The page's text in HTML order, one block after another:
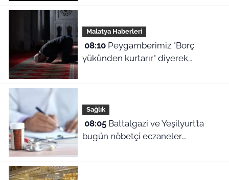
Malatya Haberleri
08:10Peygamberimiz "Borç
yükünden kurtarır" diyerek
Ağustos Malatya ezan vakitleri
Sağlık
08:05Battalgazi ve Yeşilyurt’ta
bugün nöbetçi eczaneler
liste